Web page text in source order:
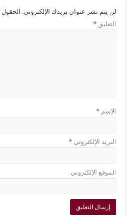
لن يتم نشر عنوان بريدك الإلكتروني. الحقول
التعليق*
الاسم*
البريد الإلكتروني*
الموقع الإلكتروني